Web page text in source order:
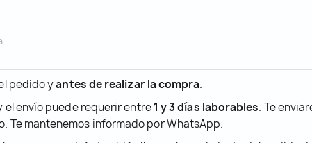
pedido yantes de realizar la compra.
el envío puede requerir entre1 y 3 días laborables. Te
Te mantenemos informado por WhatsApp.